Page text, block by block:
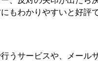
もわかりやすいと好評
うサービスや、メール